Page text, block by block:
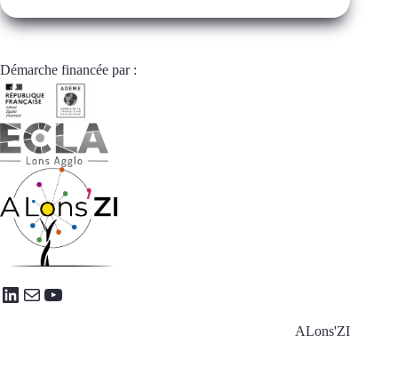
formations
Démarche financée par :
LinkedIn
E-mailYouTube
ALons'ZI